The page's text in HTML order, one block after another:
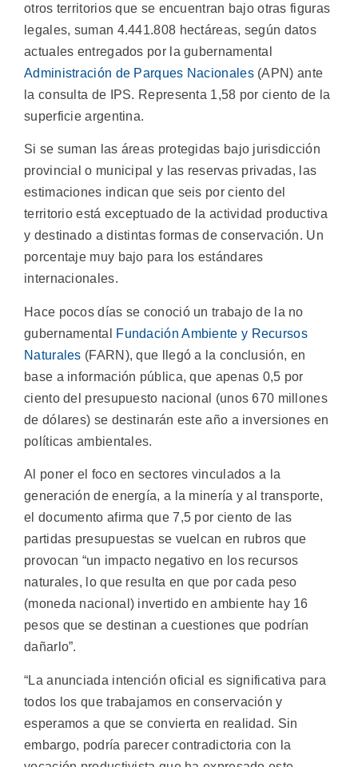
otros territorios que se encuentran bajo otras figuras
legales, suman 4.441.808 hectáreas, según datos
actuales entregados por la gubernamental
Administración de Parques Nacionales(APN) ante
la consulta de IPS. Representa 1,58 por ciento de la
superficie argentina.
Si se suman las áreas protegidas bajo jurisdicción
provincial o municipal y las reservas privadas, las
estimaciones indican que seis por ciento del
territorio está exceptuado de la actividad productiva
y destinado a distintas formas de conservación. Un
porcentaje muy bajo para los estándares
internacionales.
Hace pocos días se conoció un trabajo de la no
gubernamental
Fundación Ambiente y Recursos
Naturales (FARN), que llegó a la conclusión, en
base a información pública, que apenas 0,5 por
ciento del presupuesto nacional (unos 670 millones
de dólares) se destinarán este año a inversiones en
políticas ambientales.
Al poner el foco en sectores vinculados a la
generación de energía, a la minería y al transporte,
el documento afirma que 7,5 por ciento de las
partidas presupuestas se vuelcan en rubros que
provocan “un impacto negativo en los recursos
naturales, lo que resulta en que por cada peso
(moneda nacional) invertido en ambiente hay 16
pesos que se destinan a cuestiones que podrían
dañarlo”.
“La anunciada intención oficial es significativa para
todos los que trabajamos en conservación y
esperamos a que se convierta en realidad. Sin
embargo, podría parecer contradictoria con la